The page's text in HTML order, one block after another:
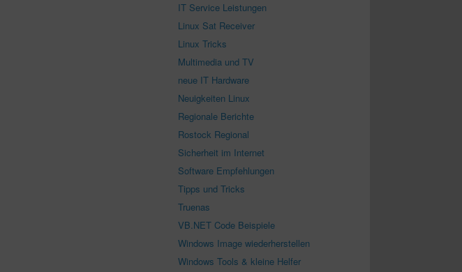
IT Service Leistungen
Linux Sat Receiver
Linux Tricks
Multimedia und TV
neue IT Hardware
Neuigkeiten Linux
Regionale Berichte
Rostock Regional
Sicherheit im Internet
Software Empfehlungen
Tipps und Tricks
Truenas
VB.NET Code Beispiele
Windows Image wiederherstellen
Windows Tools & kleine Helfer